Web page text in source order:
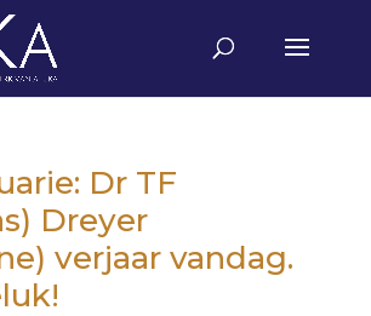
Dr TF
Dreyer
verjaar vandag.